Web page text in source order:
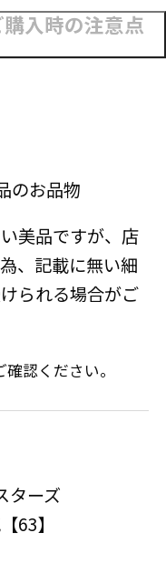
購入時の注意点
のお品物
美品ですが、店
、記載に無い細
られる場合がご
認ください。
ターズ
63】